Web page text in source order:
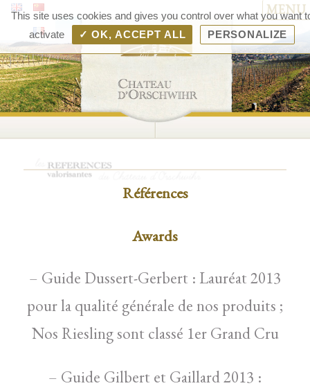
–
MENU
Références
Awards
– Guide Dussert-Gerbert : Lauréat 2013
pour la qualité générale de nos produits ;
Nos Riesling sont classé 1er Grand Cru
– Guide Gilbert et Gaillard 2013 :
This site uses cookies and gives you control over what you want
activate
✓ OK, ACCEPT ALL PERSONALIZE